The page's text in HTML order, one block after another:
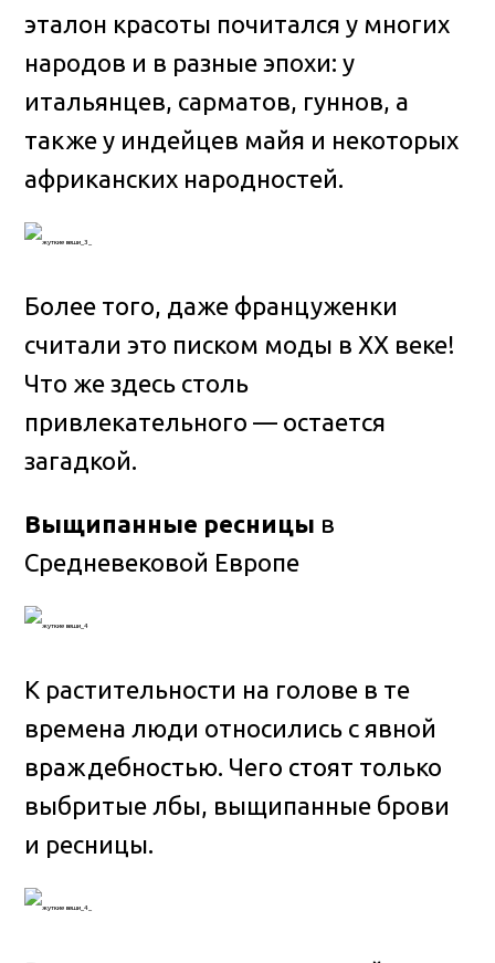
эталон красоты почитался у многих
народов и в разные эпохи: у
итальянцев, сарматов, гуннов, а
также у индейцев майя и некоторых
африканских народностей.
Более того, даже француженки
считали это писком моды в ХХ веке!
Что же здесь столь
привлекательного — остается
загадкой.
Выщипанные ресницы в
Средневековой Европе
К растительности на голове в те
времена люди относились с явной
враждебностью. Чего стоят только
выбритые лбы, выщипанные брови
и ресницы.